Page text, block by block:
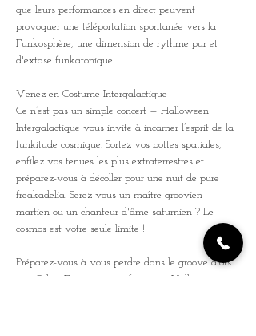
que leurs performances en direct peuvent
provoquer une téléportation spontanée vers la
Funkosphère, une dimension de rythme pur et
d'extase funkatonique.
Venez en Costume Intergalactique
Ce n’est pas un simple concert — Halloween
Intergalactique vous invite à incarner l’esprit de la
funkitude cosmique. Sortez vos bottes spatiales,
enfilez vos tenues les plus extraterrestres et
préparez-vous à décoller pour une nuit de pure
freakadelia. Serez-vous un maître groovien
martien ou un chanteur d'âme saturnien ? Le
cosmos est votre seule limite !
Préparez-vous à vous perdre dans le groove alors
que Cobra Fantastic transforme cet Halloween en